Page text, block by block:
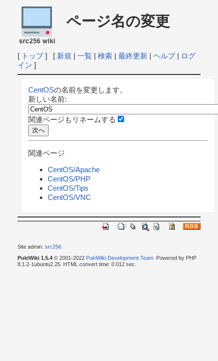
ページ名の変更
[ トップ] [ 新規 | 一覧| 検索| 最終更新| ヘルプ| ログ
イン ]
CentOSの名前を変更します。
新しい名前:
関連ページもリネームする
関連ページ
CentOS/Apache
CentOS/PHP
CentOS/Tips
CentOS/VNC
Site admin: src256
PukiWiki 1.5.4© 2001-2022 PukiWiki Development Team. Powered by PHP
8.1.2-1ubuntu2.25. HTML convert time: 0.012 sec.